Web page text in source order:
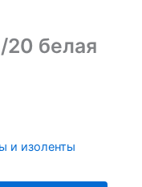
20 белая
и изоленты